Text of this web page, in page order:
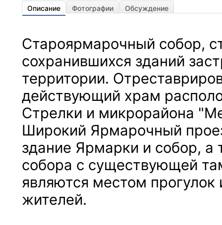
Описание Фотографии Обсуждение
Староярмарочный собор,
сохранившихся зданий
территории.
действующий храм
Стрелки и микрорайона
Широкий Ярмарочный
здание Ярмарки и собор, а
собора с существующей
являются местом
жителей.